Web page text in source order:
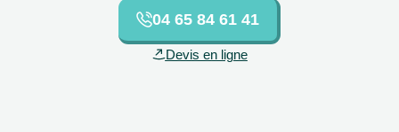
04 65 84 61 41
Devis en ligne